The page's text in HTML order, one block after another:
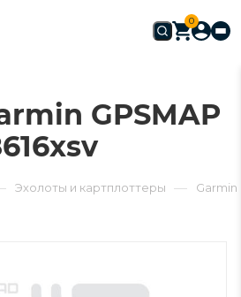
0
GPSMAP
Эхолоты и картплоттеры — Garmin